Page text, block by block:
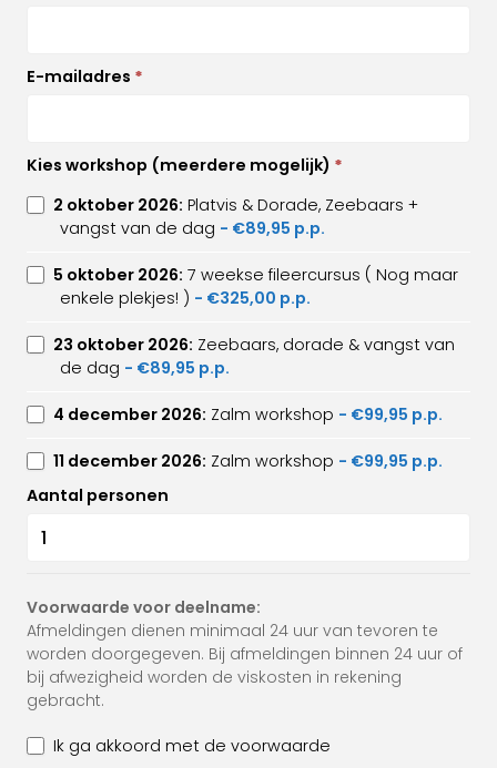
E-mailadres *
Kies workshop (meerdere mogelijk) *
2 oktober 2026: Platvis & Dorade, Zeebaars +
vangst van de dag - €89,95 p.p.
5 oktober 2026: 7 weekse fileercursus ( Nog maar
enkele plekjes! ) - €325,00 p.p.
23 oktober 2026: Zeebaars, dorade & vangst van
de dag - €89,95 p.p.
4 december 2026: Zalm workshop - €99,95 p.p.
11 december 2026: Zalm workshop - €99,95 p.p.
Aantal personen
Voorwaarde voor deelname:
Afmeldingen dienen minimaal 24 uur van tevoren te
worden doorgegeven. Bij afmeldingen binnen 24 uur of
bij afwezigheid worden de viskosten in rekening
gebracht.
Ik ga akkoord met de voorwaarde